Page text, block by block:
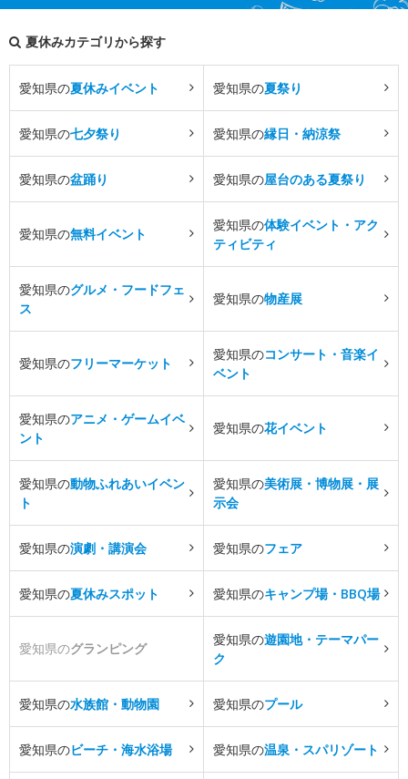
夏休みカテゴリから探す
愛知県の夏休みイベント 愛知県の夏祭り
愛知県の七夕祭り 愛知県の縁日・納涼祭
愛知県の盆踊り 愛知県の屋台のある夏祭り
愛知県の無料イベント
愛知県の体験イベント・アク
ティビティ
愛知県のグルメ・フードフェ
ス
愛知県の物産展
愛知県のフリーマーケット
愛知県のコンサート・音楽イ
ベント
愛知県のアニメ・ゲームイベ
ント
愛知県の花イベント
愛知県の動物ふれあいイベン
ト
愛知県の美術展・博物展・展
示会
愛知県の演劇・講演会 愛知県のフェア
愛知県の夏休みスポット 愛知県のキャンプ場・BBQ場
愛知県のグランピング
愛知県の遊園地・テーマパー
ク
愛知県の水族館・動物園 愛知県のプール
愛知県のビーチ・海水浴場 愛知県の温泉・スパリゾート